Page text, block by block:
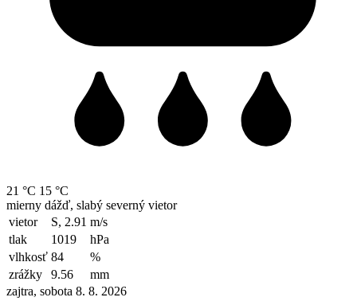
21 °C 15 °C
mierny dážď, slabý severný vietor
vietor
S, 2.91 m/s
tlak
1019
hPa
vlhkosť 84
%
zrážky
9.56
mm
zajtra, sobota 8. 8. 2026